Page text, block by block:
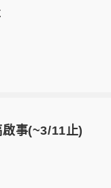
事(~3/11止)